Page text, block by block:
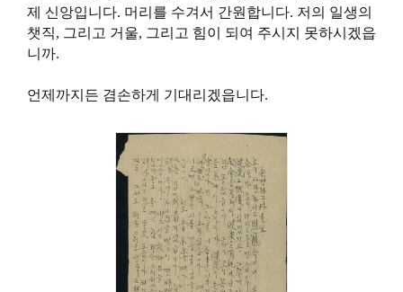
제 신앙입니다. 머리를 수겨서 간원합니다. 저의 일생의
챗직, 그리고 거울, 그리고 힘이 되여 주시지 못하시겠읍
니까.
언제까지든 겸손하게 기대리겠읍니다.